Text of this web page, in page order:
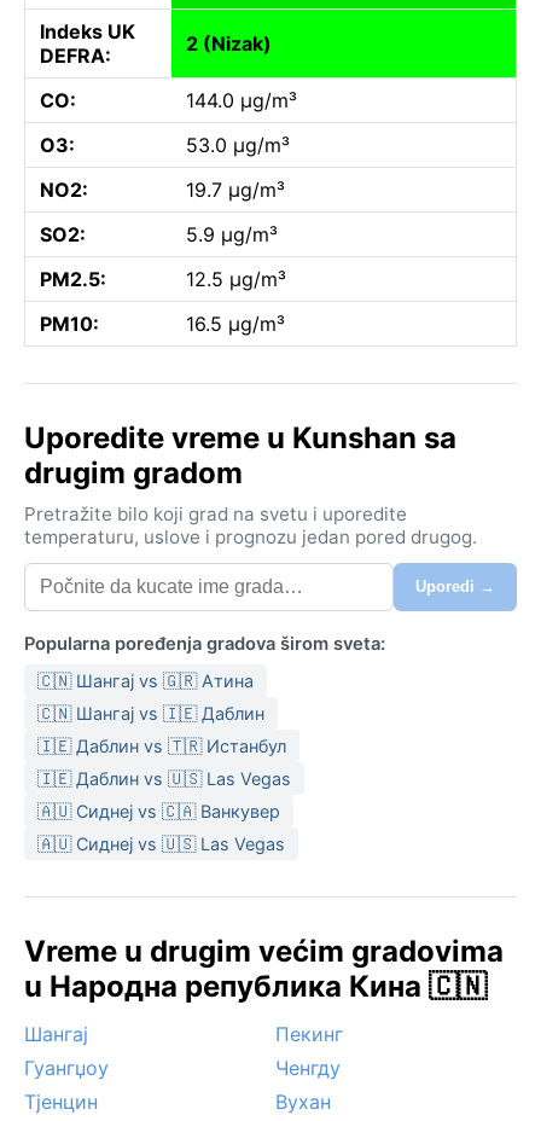
Indeks UK
DEFRA:
2 (Nizak)
CO:
144.0 µg/m³
O3:
53.0 µg/m³
NO2:
19.7 µg/m³
SO2:
5.9 µg/m³
PM2.5:
12.5 µg/m³
PM10:
16.5 µg/m³
Uporedite vreme u Kunshan sa
drugim gradom
Pretražite bilo koji grad na svetu i uporedite
temperaturu, uslove i prognozu jedan pored drugog.
Uporedi →
Popularna poređenja gradova širom sveta:
🇨🇳 Шангај vs 🇬🇷 Атина
🇨🇳 Шангај vs 🇮🇪 Даблин
🇮🇪 Даблин vs 🇹🇷 Истанбул
🇮🇪 Даблин vs 🇺🇸 Las Vegas
🇦🇺 Сиднеј vs 🇨🇦 Ванкувер
🇦🇺 Сиднеј vs 🇺🇸 Las Vegas
Vreme u drugim većim gradovima
u Народна република Кина 🇨🇳
Шангај
Пекинг
Гуангџоу
Ченгду
Тјенцин
Вухан